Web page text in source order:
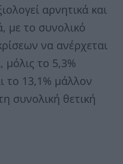
αρνητικά και
με το συνολικό
να ανέρχεται
μόλις το 5,3%
το 13,1% μάλλον
συνολική θετική